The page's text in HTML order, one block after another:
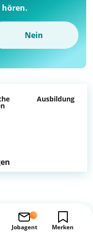
Jobagent Merken
hören.
Nein
Ausbildung